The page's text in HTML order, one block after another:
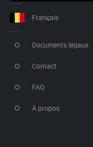
Français
Documents légaux
Contact
FAQ
À propos